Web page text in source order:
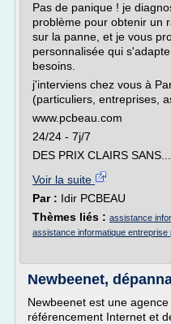
Pas de panique ! je
problème pour obtenir un
sur la panne, et je vous
personnalisée qui
besoins.
j'interviens chez vous à
(particuliers, entreprises,
www.pcbeau.com
24/24 - 7j/7
DES PRIX CLAIRS SANS...
Voir la suite
Par : Idir PCBEAU
Thèmes liés : assistance
assistance informatique entreprise
Newbeenet,
Newbeenet est une agence
référencement Internet et